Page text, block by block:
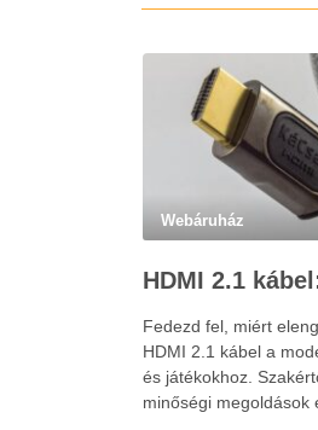
Webáruház
Fedezd fel, miért
HDMI 2.1 kábel a
és játékokhoz.
minőségi megoldások